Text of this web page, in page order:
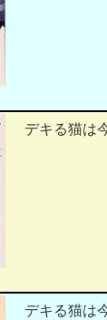
デキる猫は
デキる猫は